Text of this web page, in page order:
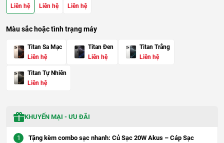
Liên hệ
Liên hệ
Liên hệ
Màu sắc hoặc tình trạng máy
Titan Sa Mạc
Liên hệ
Titan Đen
Liên hệ
Titan Trắng
Liên hệ
Titan Tự Nhiên
Liên hệ
KHUYẾN MẠI - ƯU ĐÃI
Tặng kèm combo sạc nhanh: Củ Sạc 20W Akus – Cáp Sạc